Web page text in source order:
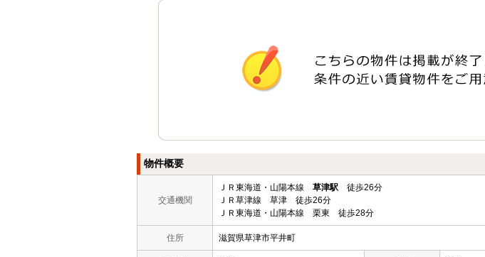
物件概要
交通機関
ＪＲ東海道・山陽本線 草津駅 徒歩26分
ＪＲ草津線 草津 徒歩26分
ＪＲ東海道・山陽本線 栗東 徒歩28分
住所 滋賀県草津市平井町